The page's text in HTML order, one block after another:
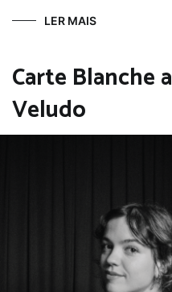
LER MAIS
Carte Blanche a
Veludo